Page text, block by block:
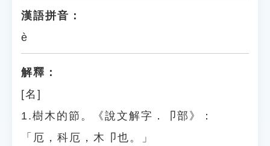
漢語拼音：
è
解釋：
[名]
1.樹木的節。《說文解字．卩部》：
「厄，科厄，木卩也。」